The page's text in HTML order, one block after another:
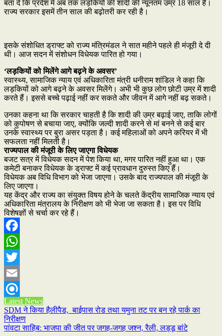
बता दें कि प्रदेश में अब तक लड़कियों की शादी की न्यूनतम उम्र 18 साल है।
राज्य सरकार इसमें तीन साल की बढ़ोतरी कर रही है।
इसके संशोधित ड्राफ्ट को राज्य मंत्रिमंडल ने सात महीने पहले ही मंजूरी दे दी
थी। आज सदन में संशोधन विधेयक पारित हो गया।
‘लड़कियों को मिलेंगे आगे बढ़ने के अवसर’
स्वास्थ्य, सामाजिक न्याय एवं अधिकारिता मंत्री धनीराम शांडिल ने कहा कि
लड़कियों को आगे बढ़ने के अवसर मिलेंगे। अभी भी कुछ लोग छोटी उम्र में शादी
करते हैं। इससे बच्चे पढ़ाई नहीं कर सकते और जीवन में आगे नहीं बढ़ सकते।
उनका कहना था कि सरकार चाहती है कि शादी की उम्र बढ़ाई जाए, ताकि लोगों
को कुपोषण से बचाया जाए, क्योंकि जल्दी शादी करने से मां बनने से कई बार
उनके स्वास्थ्य पर बुरा असर पड़ता है। कई महिलाओं को अपने करियर में भी
सफलता नहीं मिलती है।
राज्यपाल की मंजूरी के लिए जाएगा विधेयक
बजट सत्र में विधेयक सदन में पेश किया था, मगर पारित नहीं हुआ था। एक
कमेटी बनाकर विधेयक के ड्राफ्ट में कई प्रावधान दुरुस्त किए हैं।
विधेयक अब विधि विभाग को भेजा जाएगा। उसके बाद राज्यपाल की मंजूरी के
लिए जाएगा।
यह केंद्र और राज्य का संयुक्त विषय होने के चलते केंद्रीय सामाजिक न्याय एवं
अधिकारिता मंत्रालय के निरीक्षण को भी भेजा जा सकता है। इस पर विधि
विशेषज्ञों से चर्चा कर रहे हैं।
Facebook
WhatsApp
Twitter
Email
Refind
Latest News
Post
navigation
SDM ने किया हैलीपैड, बाईपास रोड तथा यमुना तट पर बन रहे पार्क का
निरीक्षण
पांवटा साहिब: भाजपा की जीत पर जगह-जगह जश्न, रैली, लड्डू बांटे